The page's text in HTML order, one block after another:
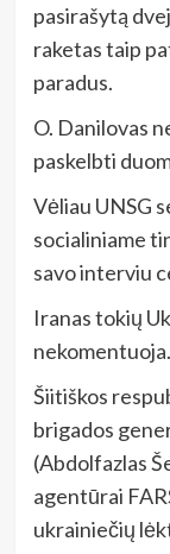
pasirašytą
raketas taip
paradus.
O. Danilovas
paskelbti
Vėliau UNSG
socialiniame
savo interviu
Iranas tokių
nekomentuoja.
Šiitiškos
brigados
(Abdolfazlas
agentūrai
ukrainiečių